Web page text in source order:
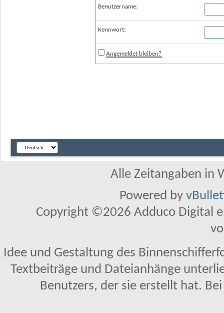
Benutzername:
Kennwort:
Angemeldet bleiben?
Alle Zeitangaben in
Powered by
Copyright ©2026 Adduco Digital
Idee und Gestaltung des
Textbeiträge und Dateianhänge
Benutzers, der sie erstellt hat.